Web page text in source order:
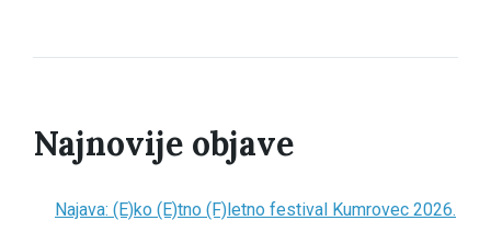
Najnovije objave
Najava: (E)ko (E)tno (F)letno festival Kumrovec 2026.